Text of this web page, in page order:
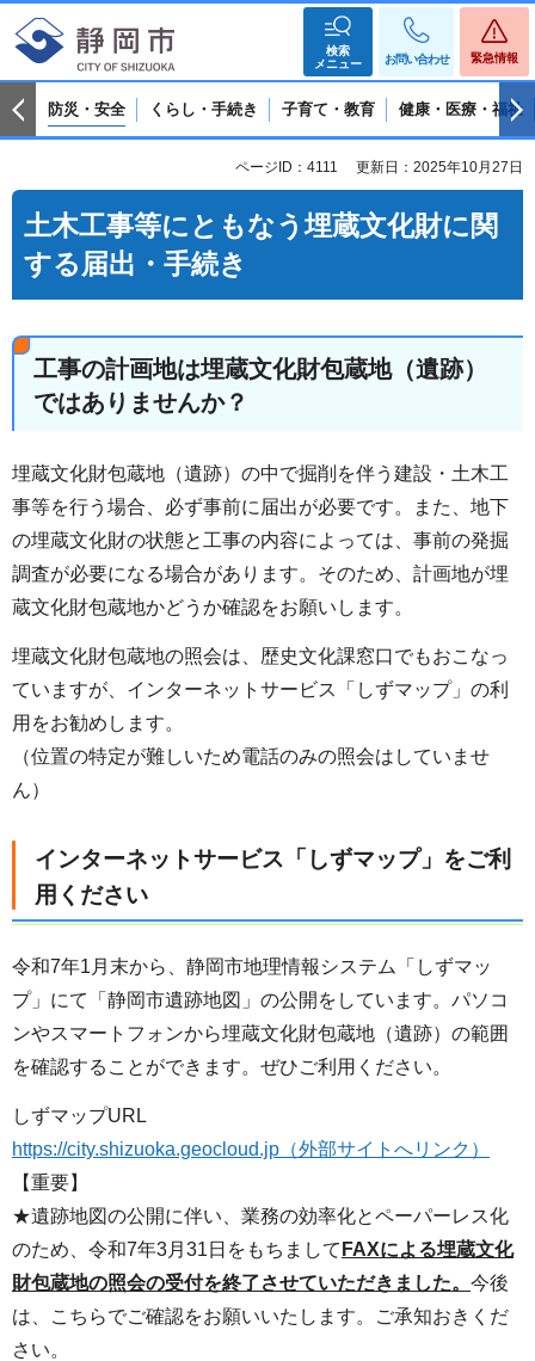
検索
メニュー
お問い合わせ 緊急情報
防災・安全 くらし・手続き 子育て・教育 健康・医療・福祉
ページID：4111 更新日：2025年10月27日
土木工事等にともなう埋蔵文化財に関
する届出・手続き
工事の計画地は埋蔵文化財包蔵地（遺跡）
ではありませんか？
埋蔵文化財包蔵地（遺跡）の中で掘削を伴う建設・土木工
事等を行う場合、必ず事前に届出が必要です。また、地下
の埋蔵文化財の状態と工事の内容によっては、事前の発掘
調査が必要になる場合があります。そのため、計画地が埋
蔵文化財包蔵地かどうか確認をお願いします。
埋蔵文化財包蔵地の照会は、歴史文化課窓口でもおこなっ
ていますが、インターネットサービス「しずマップ」の利
用をお勧めします。
（位置の特定が難しいため電話のみの照会はしていませ
ん）
インターネットサービス「しずマップ」をご利
用ください
令和7年1月末から、静岡市地理情報システム「しずマッ
プ」にて「静岡市遺跡地図」の公開をしています。パソコ
ンやスマートフォンから埋蔵文化財包蔵地（遺跡）の範囲
を確認することができます。ぜひご利用ください。
しずマップURL
https://city.shizuoka.geocloud.jp（外部サイトへリンク）
【重要】
★遺跡地図の公開に伴い、業務の効率化とペーパーレス化
のため、令和7年3月31日をもちまして FAXによる埋蔵文化
財包蔵地の照会の受付を終了させていただきました。 今後
は、こちらでご確認をお願いいたします。ご承知おきくだ
さい。